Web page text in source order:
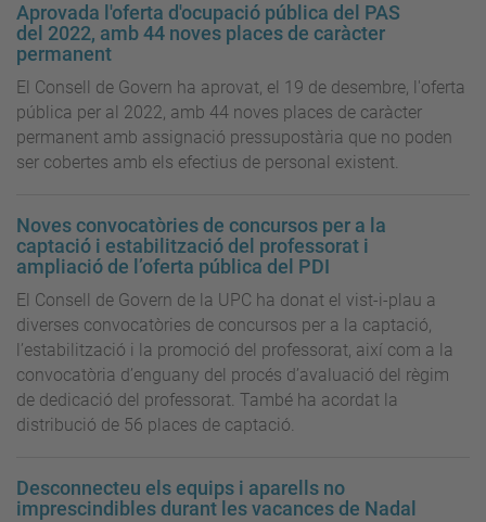
Aprovada l'oferta d'ocupació pública del PAS
del 2022, amb 44 noves places de caràcter
permanent
El Consell de Govern ha aprovat, el 19 de desembre, l'oferta
pública per al 2022, amb 44 noves places de caràcter
permanent amb assignació pressupostària que no poden
ser cobertes amb els efectius de personal existent.
Noves convocatòries de concursos per a la
captació i estabilització del professorat i
ampliació de l’oferta pública del PDI
El Consell de Govern de la UPC ha donat el vist-i-plau a
diverses convocatòries de concursos per a la captació,
l’estabilització i la promoció del professorat, així com a la
convocatòria d’enguany del procés d’avaluació del règim
de dedicació del professorat. També ha acordat la
distribució de 56 places de captació.
Desconnecteu els equips i aparells no
imprescindibles durant les vacances de Nadal